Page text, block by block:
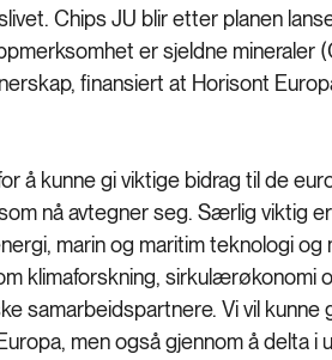
Chips JU blir etter planen
er sjeldne mineraler
finansiert at Horisont
å kunne gi viktige bidrag til de
nå avtegner seg. Særlig viktig
marin og maritim teknologi og
klimaforskning, sirkulærøkonomi
samarbeidspartnere. Vi vil kunne
men også gjennom å delta i